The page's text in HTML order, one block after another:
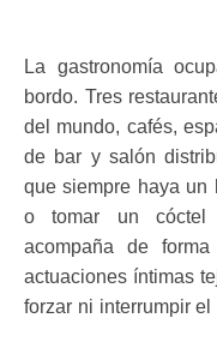
La gastronomía
bordo. Tres
del mundo, cafés,
de bar y salón
que siempre haya un
o tomar un cóctel
acompaña de
actuaciones íntimas
forzar ni interrumpir